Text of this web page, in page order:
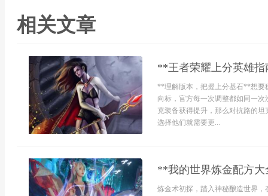
相关文章
**王者荣耀上分英雄
**理解版本，把握上分基石**想要
向标，官方每一次调整都如同一
克装备获得提升，那么对抗路的
选择他们就需要更...
**我的世界炼金配方
炼金术初探，踏入神秘酿造世界